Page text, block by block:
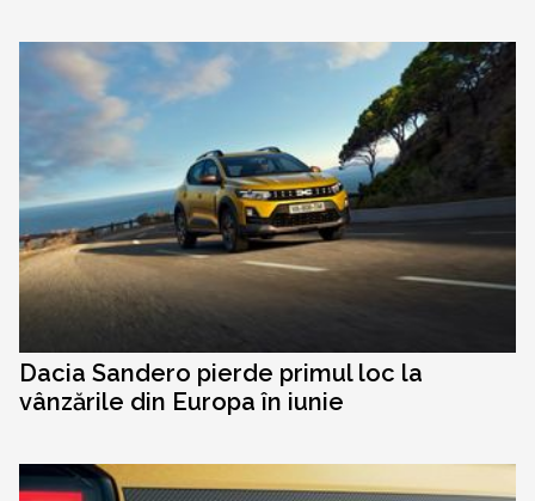
Dacia Sandero pierde primul loc la
vânzările din Europa în iunie